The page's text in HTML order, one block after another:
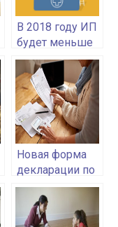
В 2018 году ИП
будет меньше
платить по
страховым
взносам
Новая форма
декларации по
ЕНВД